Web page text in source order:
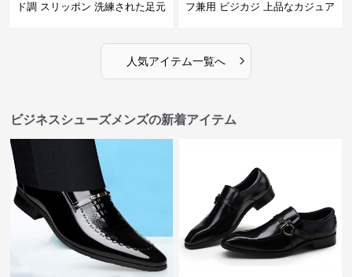
ド調 スリッポン 洗練された足元
フ兼用 ビジカジ 上品なカジュア
人気アイテム一覧へ ›
ビジネスシューズメンズの新着アイテム